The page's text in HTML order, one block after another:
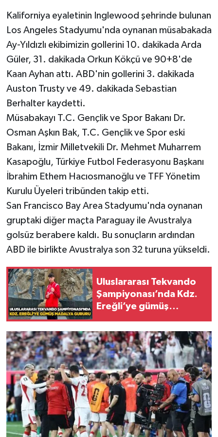
Kaliforniya eyaletinin Inglewood şehrinde bulunan
Los Angeles Stadyumu'nda oynanan müsabakada
Ay-Yıldızlı ekibimizin gollerini 10. dakikada Arda
Güler, 31. dakikada Orkun Kökçü ve 90+8'de
Kaan Ayhan attı. ABD'nin gollerini 3. dakikada
Auston Trusty ve 49. dakikada Sebastian
Berhalter kaydetti.
Müsabakayı T.C. Gençlik ve Spor Bakanı Dr.
Osman Aşkın Bak, T.C. Gençlik ve Spor eski
Bakanı, İzmir Milletvekili Dr. Mehmet Muharrem
Kasapoğlu, Türkiye Futbol Federasyonu Başkanı
İbrahim Ethem Hacıosmanoğlu ve TFF Yönetim
Kurulu Üyeleri tribünden takip etti.
San Francisco Bay Area Stadyumu'nda oynanan
gruptaki diğer maçta Paraguay ile Avustralya
golsüz berabere kaldı. Bu sonuçların ardından
ABD ile birlikte Avustralya son 32 turuna yükseldi.
Uluslararası Tekvando
Şampiyonası’nda Kdz.
Ereğli’ye gümüş
Gökçebey
GÜNDEM
İş ilanı
Kültür - Sanat
MAGAZİN
Politika
Resmi İlan
Röportaj
Sağlık
SİYASET
Spor
Ulusal
Yaşam